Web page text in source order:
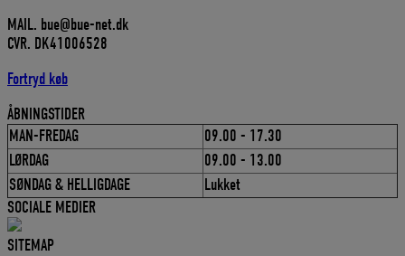
MAIL. bue@bue-net.dk
CVR. DK41006528
Fortryd køb
ÅBNINGSTIDER
MAN-FREDAG
09.00 - 17.30
LØRDAG
09.00 - 13.00
SØNDAG & HELLIGDAGE
Lukket
SOCIALE MEDIER
SITEMAP